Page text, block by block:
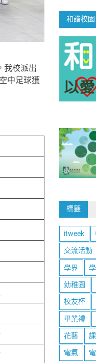
我校派出
中足球獲
和諧校
標籤
itweek
交流活動
學界
幼稚園
校友杯
畢業禮
花藝
電氣